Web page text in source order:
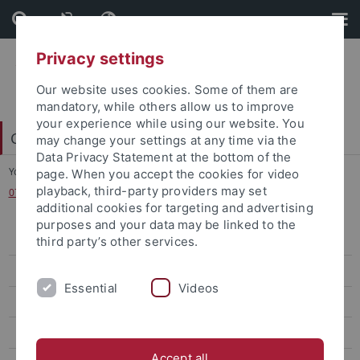
Skip
to
content
Skip
to
footer
China Centre Tübingen (CCT)
You are here: Home
...
07.05.2019 China in der Weltwirtschaft– Gibt es eine neue Weltordnung?
Peking Summer School 2019
Chapter Germany 德国篇章
Privacy settings
Our website uses cookies. Some of them are
mandatory, while others allow us to improve
your experience while using our website. You
may change your settings at any time via the
Data Privacy Statement at the bottom of the
page. When you accept the cookies for video
playback, third-party providers may set
additional cookies for targeting and advertising
purposes and your data may be linked to the
third party’s other services.
Essential Videos